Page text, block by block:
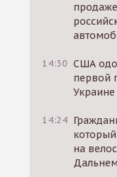
14:30 США
первой
Украине
14:24
на